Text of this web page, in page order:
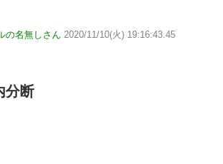
の名無しさん 2020/11/10(火) 19:16:43.45
分断